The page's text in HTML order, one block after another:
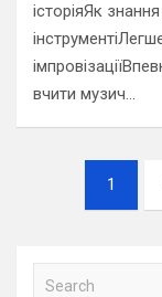
історіяЯк
вчити музич…
Навигация
1